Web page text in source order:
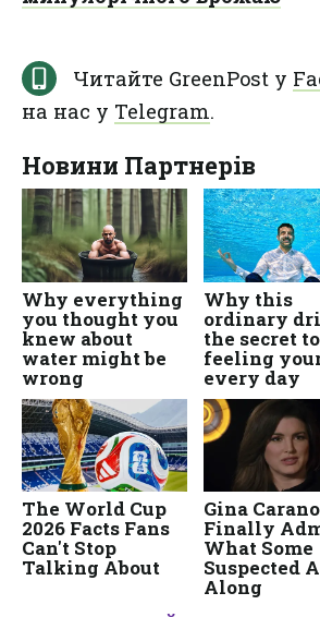
Читайте GreenPost у
на нас у Telegram.